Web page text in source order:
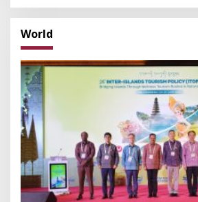
World